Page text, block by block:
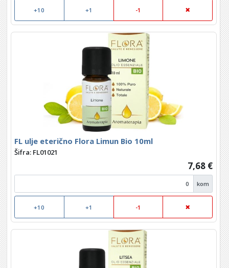
+10 +1 -1
FL ulje eterično Flora Limun Bio 10ml
Šifra: FL01021
7,68 €
kom
+10 +1 -1